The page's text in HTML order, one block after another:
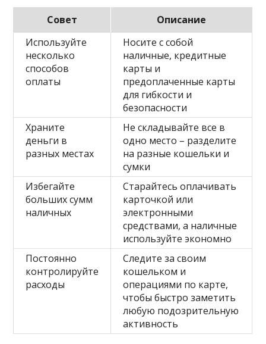
Совет
Описание
Используйте
несколько
способов
оплаты
Носите с собой
наличные, кредитные
карты и
предоплаченные карты
для гибкости и
безопасности
Храните
деньги в
разных местах
Не складывайте все в
одно место – разделите
на разные кошельки и
сумки
Избегайте
больших сумм
наличных
Старайтесь оплачивать
карточкой или
электронными
средствами, а наличные
используйте экономно
Постоянно
контролируйте
расходы
Следите за своим
кошельком и
операциями по карте,
чтобы быстро заметить
любую подозрительную
активность